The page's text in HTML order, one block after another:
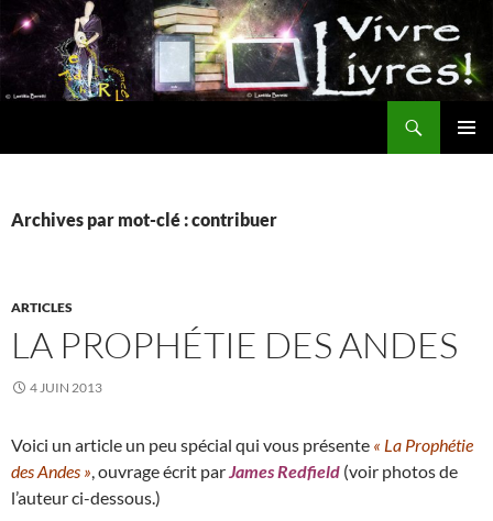
Aller
au
contenu
Archives par mot-clé : contribuer
ARTICLES
LA PROPHÉTIE DES ANDES
4 JUIN 2013
Voici un article un peu spécial qui vous présente « La Prophétie
des Andes » , ouvrage écrit par James Redfield (voir photos de
l’auteur ci-dessous.)